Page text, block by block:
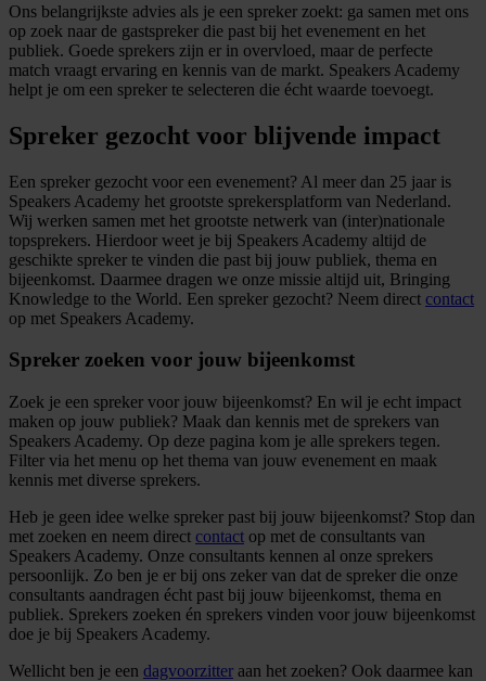
Ons belangrijkste advies als je een spreker zoekt: ga samen met ons
op zoek naar de gastspreker die past bij het evenement en het
publiek. Goede sprekers zijn er in overvloed, maar de perfecte
match vraagt ervaring en kennis van de markt. Speakers Academy
helpt je om een spreker te selecteren die écht waarde toevoegt.
Spreker gezocht voor blijvende impact
Een spreker gezocht voor een evenement? Al meer dan 25 jaar is
Speakers Academy het grootste sprekersplatform van Nederland.
Wij werken samen met het grootste netwerk van (inter)nationale
topsprekers. Hierdoor weet je bij Speakers Academy altijd de
geschikte spreker te vinden die past bij jouw publiek, thema en
bijeenkomst. Daarmee dragen we onze missie altijd uit, Bringing
Knowledge to the World. Een spreker gezocht? Neem direct contact
op met Speakers Academy.
Spreker zoeken voor jouw bijeenkomst
Zoek je een spreker voor jouw bijeenkomst? En wil je echt impact
maken op jouw publiek? Maak dan kennis met de sprekers van
Speakers Academy. Op deze pagina kom je alle sprekers tegen.
Filter via het menu op het thema van jouw evenement en maak
kennis met diverse sprekers.
Heb je geen idee welke spreker past bij jouw bijeenkomst? Stop dan
met zoeken en neem direct contact op met de consultants van
Speakers Academy. Onze consultants kennen al onze sprekers
persoonlijk. Zo ben je er bij ons zeker van dat de spreker die onze
consultants aandragen écht past bij jouw bijeenkomst, thema en
publiek. Sprekers zoeken én sprekers vinden voor jouw bijeenkomst
doe je bij Speakers Academy.
Wellicht ben je een dagvoorzitter aan het zoeken? Ook daarmee kan